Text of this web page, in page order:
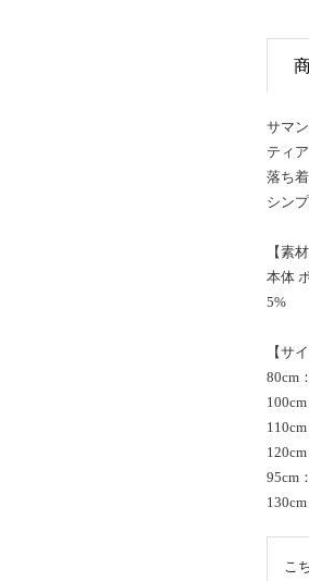
サマ
ティ
落ち
シン
【素材
本体
5%
【サ
80cm
95cm
こ